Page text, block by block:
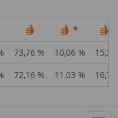
73,76 % 10,06 %
72,16 % 11,03 %